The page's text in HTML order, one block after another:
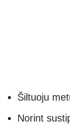
Šiltuoju
Norint